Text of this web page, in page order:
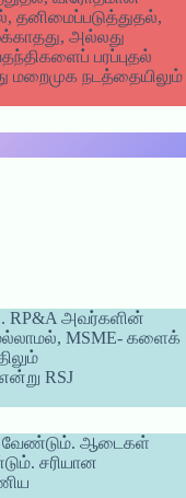
தனிமைப்படுத்துதல்,
அல்லது
பரப்புதல்
மறைமுக நடத்தையிலும்
. RP&A அவர்களின்
MSME- களைக்
RSJ
வேண்டும். ஆடைகள்
சரியான